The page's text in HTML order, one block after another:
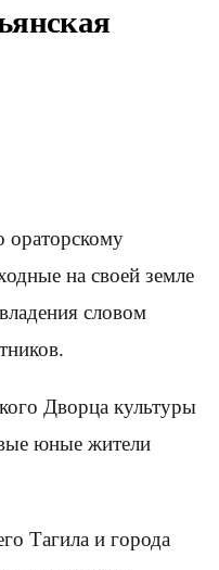
ораторскому
на своей земле
словом
Дворца культуры
юные жители
Тагила и города